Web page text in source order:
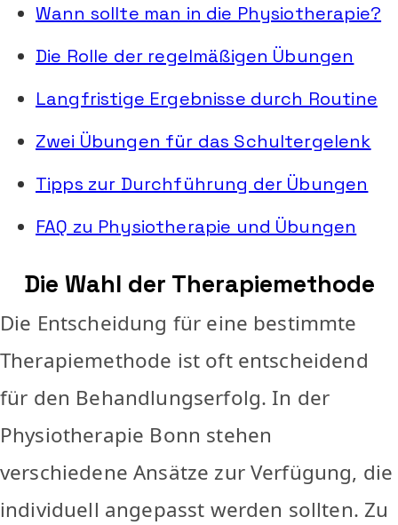
Wann sollte man in die Physiotherapie?
Die Rolle der regelmäßigen Übungen
Langfristige Ergebnisse durch Routine
Zwei Übungen für das Schultergelenk
Tipps zur Durchführung der Übungen
FAQ zu Physiotherapie und Übungen
Die Wahl der Therapiemethode
Die Entscheidung für eine bestimmte
Therapiemethode ist oft entscheidend
für den Behandlungserfolg. In der
Physiotherapie Bonn stehen
verschiedene Ansätze zur Verfügung, die
individuell angepasst werden sollten. Zu